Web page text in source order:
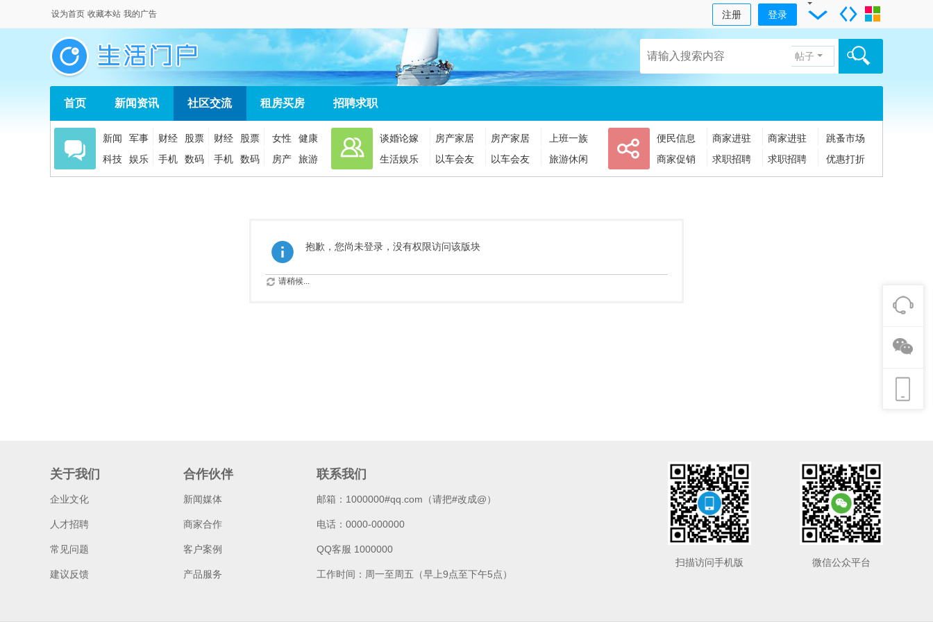
设为首页 收藏本站 我的广告 注册 登录
帖子
首页 新闻资讯 社区交流 租房买房 招聘求职
新闻 军事 财经 股票 财经 股票 女性
健康
科技
娱乐 手机 数码 手机 数码 房产 旅游
谈婚论嫁 房产家居 房产家居
上班一族
生活娱乐
以车会友 以车会友 旅游休闲
便民信息 商家进驻 商家进驻
跳蚤市场
商家促销
求职招聘 求职招聘 优惠打折
抱歉，您尚未登录，没有权限访问该版块
请稍候...
关于我们
企业文化
人才招聘
常见问题
建议反馈
合作伙伴
新闻媒体
商家合作
客户案例
产品服务
联系我们
邮箱：1000000#qq.com（请把#改成@）
电话：0000-000000
QQ客服 1000000
工作时间：周一至周五（早上9点至下午5点）
微信公众平台
扫描访问手机版